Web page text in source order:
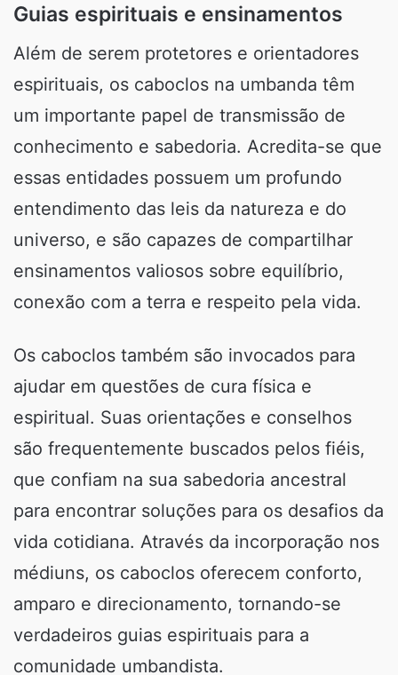
Guias espirituais e ensinamentos
Além de serem protetores e orientadores
espirituais, os caboclos na umbanda têm
um importante papel de transmissão de
conhecimento e sabedoria. Acredita-se que
essas entidades possuem um profundo
entendimento das leis da natureza e do
universo, e são capazes de compartilhar
ensinamentos valiosos sobre equilíbrio,
conexão com a terra e respeito pela vida.
Os caboclos também são invocados para
ajudar em questões de cura física e
espiritual. Suas orientações e conselhos
são frequentemente buscados pelos fiéis,
que confiam na sua sabedoria ancestral
para encontrar soluções para os desafios da
vida cotidiana. Através da incorporação nos
médiuns, os caboclos oferecem conforto,
amparo e direcionamento, tornando-se
verdadeiros guias espirituais para a
comunidade umbandista.